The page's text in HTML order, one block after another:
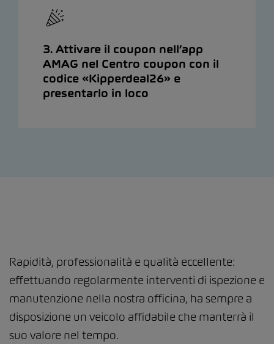
3. Attivare il coupon nell’app
AMAG nel Centro coupon con il
codice «Kipperdeal26» e
presentarlo in loco
Rapidità, professionalità e qualità eccellente:
effettuando regolarmente interventi di ispezione e
manutenzione nella nostra officina, ha sempre a
disposizione un veicolo affidabile che manterrà il
suo valore nel tempo.